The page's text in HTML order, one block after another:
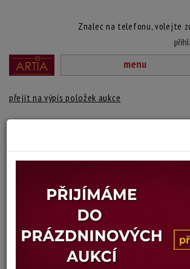
Znalec na telefonu, volejte
menu
přejít na výpis položek aukce
Autor:Karel Koubek
Signováno vpravo dole, zaskleno a rámováno.
Šířka: 18 cm, výška: 24 cm, rámování: 34 x 28 cm
Stav: dobrý
15.06.2026 20:13 SELČ